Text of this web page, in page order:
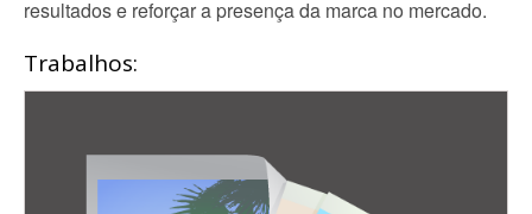
resultados e reforçar a presença da marca no mercado.
Trabalhos: